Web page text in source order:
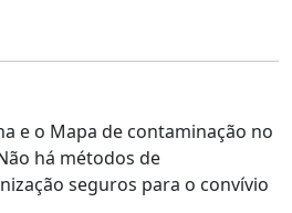
e o Mapa de contaminação no
há métodos de
seguros para o convívio